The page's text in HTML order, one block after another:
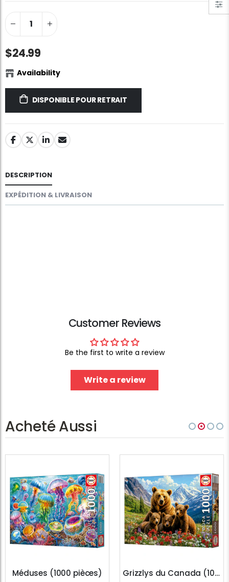
$24.99
Availability
DISPONIBLE POUR RETRAIT
DESCRIPTION
EXPÉDITION & LIVRAISON
$11.99
Customer Reviews
Be the first to write a review
Write a review
Acheté Aussi
Méduses (1000 pièces) Grizzlys du Canada (1000 pièces)